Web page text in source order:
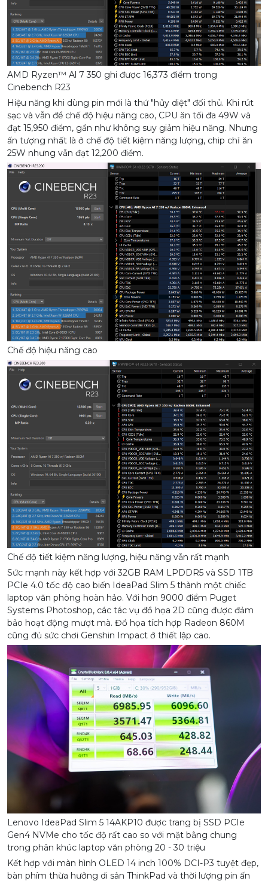
AMD Ryzen™ Al 7 350 ghi được 16,373 điểm trong
Cinebench R23
Hiệu năng khi dùng pin mới là thứ "hủy diệt" đối thủ. Khi rút
sạc và vẫn để chế độ hiệu năng cao, CPU ăn tối đa 49W và
đạt 15,950 điểm, gần như không suy giảm hiệu năng. Nhưng
ấn tượng nhất là ở chế độ tiết kiệm năng lượng, chip chỉ ăn
25W nhưng vẫn đạt 12,200 điểm.
Chế độ hiệu năng cao
Chế độ tiết kiệm năng lượng, hiệu năng vẫn rất mạnh
Sức mạnh này kết hợp với 32GB RAM LPDDR5 và SSD 1TB
PCIe 4.0 tốc độ cao biến IdeaPad Slim 5 thành một chiếc
laptop văn phòng hoàn hảo. Với hơn 9000 điểm Puget
Systems Photoshop, các tác vụ đồ họa 2D cũng được đảm
bảo hoạt động mượt mà. Đồ họa tích hợp Radeon 860M
cũng đủ sức chơi Genshin Impact ở thiết lập cao.
Lenovo IdeaPad Slim 5 14AKP10 được trang bị SSD PCIe
Gen4 NVMe cho tốc độ rất cao so với mặt bằng chung
trong phân khúc laptop văn phòng 20 - 30 triệu
Kết hợp với màn hình OLED 14 inch 100% DCI-P3 tuyệt đẹp,
bàn phím thừa hưởng di sản ThinkPad và thời lượng pin ấn